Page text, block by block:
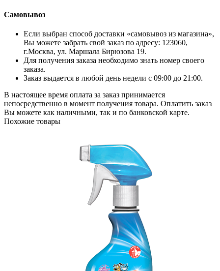
Самовывоз
Если выбран способ доставки «самовывоз из магазина»,
Вы можете забрать свой заказ по адресу: 123060,
г.Москва, ул. Маршала Бирюзова 19.
Для получения заказа необходимо знать номер своего
заказа.
Заказ выдается в любой день недели с 09:00 до 21:00.
В настоящее время оплата за заказ принимается
непосредственно в момент получения товара. Оплатить заказ
Вы можете как наличными, так и по банковской карте.
Похожие товары